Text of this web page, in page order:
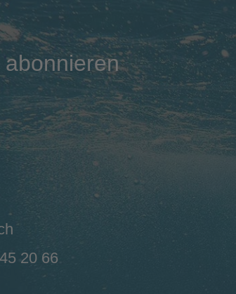
20 66